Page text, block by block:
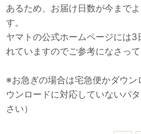
あるため、お届け日数が今まで
す。
ヤマトの公式ホームページには
れていますのでご参考になさって
※お急ぎの場合は宅急便かダウ
ウンロードに対応していないパ
さい）